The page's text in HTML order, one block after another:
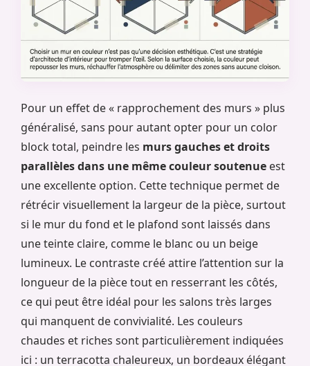
Pour un effet de « rapprochement des murs » plus
généralisé, sans pour autant opter pour un color
block total, peindre les murs gauches et droits
parallèles dans une même couleur soutenue est
une excellente option. Cette technique permet de
rétrécir visuellement la largeur de la pièce, surtout
si le mur du fond et le plafond sont laissés dans
une teinte claire, comme le blanc ou un beige
lumineux. Le contraste créé attire l’attention sur la
longueur de la pièce tout en resserrant les côtés,
ce qui peut être idéal pour les salons très larges
qui manquent de convivialité. Les couleurs
chaudes et riches sont particulièrement indiquées
ici : un terracotta chaleureux, un bordeaux élégant